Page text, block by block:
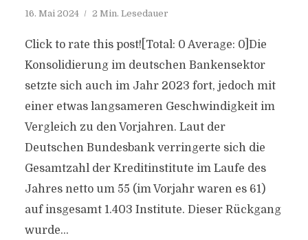
16. Mai 2024 2 Min. Lesedauer
Click to rate this post![Total: 0 Average: 0]Die
Konsolidierung im deutschen Bankensektor
setzte sich auch im Jahr 2023 fort, jedoch mit
einer etwas langsameren Geschwindigkeit im
Vergleich zu den Vorjahren. Laut der
Deutschen Bundesbank verringerte sich die
Gesamtzahl der Kreditinstitute im Laufe des
Jahres netto um 55 (im Vorjahr waren es 61)
auf insgesamt 1.403 Institute. Dieser Rückgang
wurde...